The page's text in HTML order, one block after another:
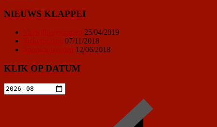
NIEUWS KLAPPEI
25/04/2019
07/11/2018
12/06/2018
KLIK OP DATUM